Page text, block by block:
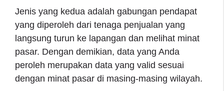
Jenis yang kedua adalah gabungan pendapat
yang diperoleh dari tenaga penjualan yang
langsung turun ke lapangan dan melihat minat
pasar. Dengan demikian, data yang Anda
peroleh merupakan data yang valid sesuai
dengan minat pasar di masing-masing wilayah.